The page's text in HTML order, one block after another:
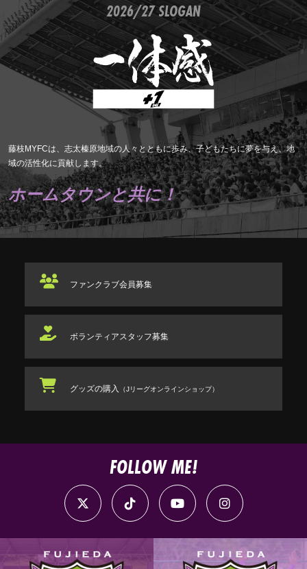
2026/27 SLOGAN
藤枝MYFCは、志太榛原地域の人々とともに歩み、子どもたちに夢を与え、地
域の活性化に貢献します。
ホームタウンと共に！
ファンクラブ会員募集
ボランティアスタッフ募集
グッズの購入 （Jリーグオンラインショップ）
FOLLOW ME!